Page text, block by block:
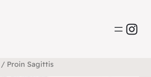
/ Proin Sagittis